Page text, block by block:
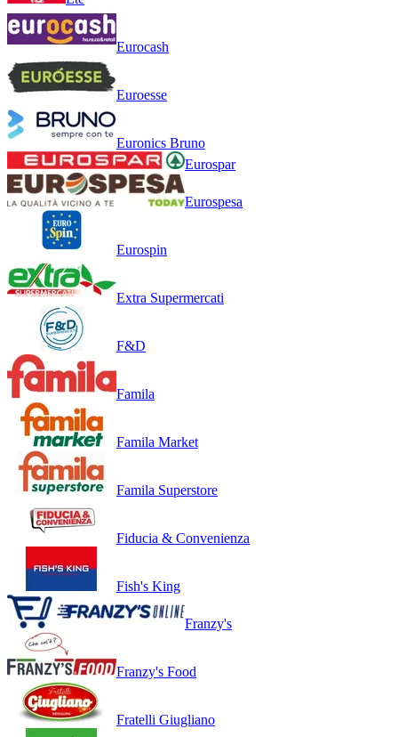
Eurocash
Euroesse
Euronics Bruno
Eurospar
Eurospesa
Eurospin
Extra Supermercati
F&D
Famila
Famila Market
Famila Superstore
Fiducia & Convenienza
Fish's King
Franzy's
Franzy's Food
Fratelli Giugliano